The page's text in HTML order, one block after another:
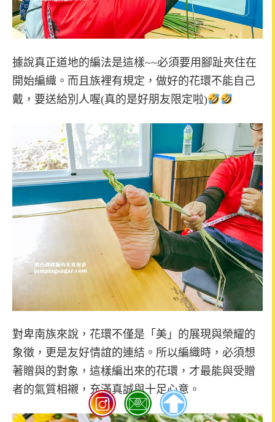
據說真正道地的編法是這樣~~必須要用腳趾夾住在
開始編織。 而且族裡有規定， 做好的花環不能自己
戴，要送給別人喔(真的是好朋友限定啦)
對卑南族來說，花環不僅是「美」的展現與榮耀的
象徵，更是友好情誼的連結。所以編織時，必須想
著贈與的對象，這樣編出來的花環，才最能與受贈
者的氣質相襯，充滿真誠與十足心意。